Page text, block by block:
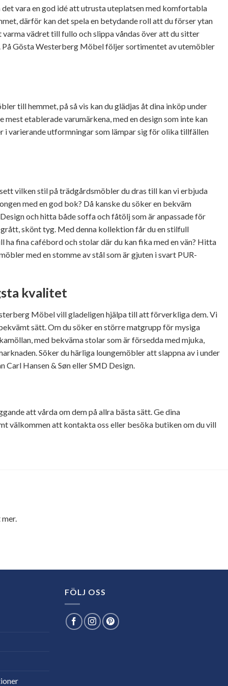
vara en god idé att utrusta uteplatsen med komfortabla
därför kan det spela en betydande roll att du förser ytan
vädret till fullo och slippa våndas över att du sitter
Gösta Westerberg Möbel följer sortimentet av utemöbler
till hemmet, på så vis kan du glädjas åt dina inköp under
etablerade varumärkena, med en design som inte kan
i varierande utformningar som lämpar sig för olika tillfällen
vilken stil på trädgårdsmöbler du dras till kan vi erbjuda
med en god bok? Då kanske du söker en bekväm
och hitta både soffa och fåtölj som är anpassade för
skönt tyg. Med denna kollektion får du en stilfull
fina cafébord och stolar där du kan fika med en vän? Hitta
med en stomme av stål som är gjuten i svart PUR-
kvalitet
Möbel vill gladeligen hjälpa till att förverkliga dem. Vi
sätt. Om du söker en större matgrupp för mysiga
med bekväma stolar som är försedda med mjuka,
Söker du härliga loungemöbler att slappna av i under
Hansen & Søn eller SMD Design.
att vårda om dem på allra bästa sätt. Ge dina
välkommen att kontakta oss eller besöka butiken om du vill
FÖLJ OSS